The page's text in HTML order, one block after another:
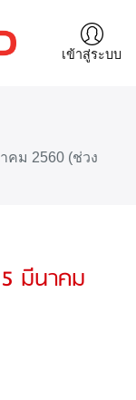
เข้าสู่ระบบ
คม 2560 (ช่วง
5 มีนาคม